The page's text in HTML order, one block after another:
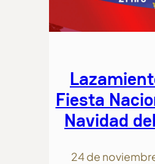
Fiesta
Navidad
24 de